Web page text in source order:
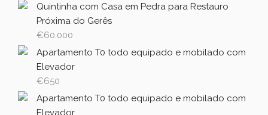
Quintinha com Casa em Pedra para Restauro
Próxima do Gerês
€60.000
Apartamento T0 todo equipado e mobilado com
Elevador
€650
Apartamento T0 todo equipado e mobilado com
Elevador